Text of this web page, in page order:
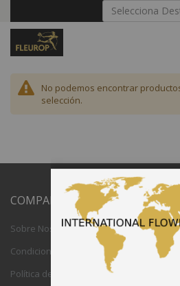
contenido
Selecciona
No podemos encontrar
selección.
COMPAÑIA
Sobre Nosotros
Condiciones Generales
Política de Privacidad